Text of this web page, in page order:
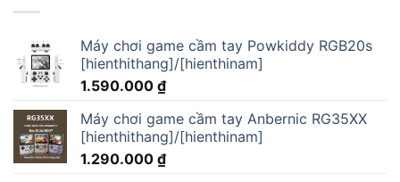
Máy chơi game cầm tay Powkiddy RGB20s
[hienthithang]/[hienthinam]
1.590.000 ₫
Máy chơi game cầm tay Anbernic RG35XX
[hienthithang]/[hienthinam]
1.290.000 ₫